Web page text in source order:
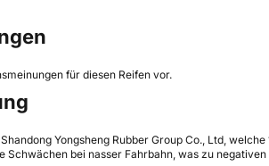
für diesen Reifen vor.
Yongsheng Rubber Group Co., Ltd,
Schwächen bei nasser Fahrbahn, was zu